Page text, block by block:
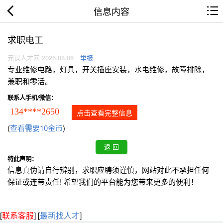
信息内容
求职电工
元谋人才网 2026.08.06 举报
专业维修电路，灯具，开关插座安装，水电维修，故障排除，
兼职和零活。
联系人手机/微信：
134****2650 点击查看完整信息
(查看需要10金币)
特此声明：
信息真伪请自行辨别，求职应聘须谨慎，网站对此不承担任何
保证或连带责任! 希望我们的平台能为您带来更多的便利！
[联系客服] [最新找人才]